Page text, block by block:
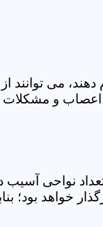
می توانند
و مشکلات
نواحی
خواهد بود؛